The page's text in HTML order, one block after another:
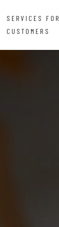
SERVICES FOR
CUSTOMERS